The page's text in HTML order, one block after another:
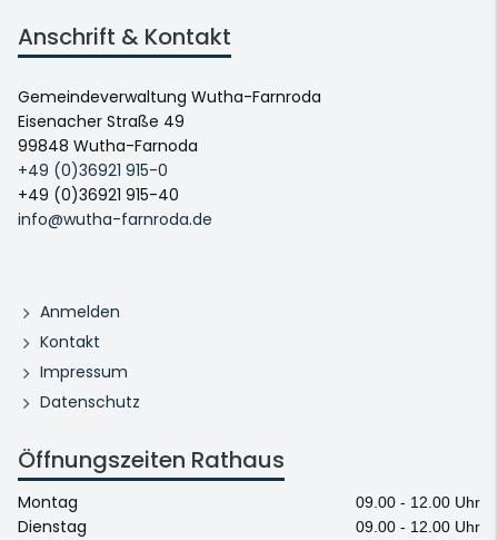
Anschrift & Kontakt
Gemeindeverwaltung Wutha-Farnroda
Eisenacher Straße 49
99848 Wutha-Farnoda
+49 (0)36921 915-0
+49 (0)36921 915-40
info@wutha-farnroda.de
Anmelden
Kontakt
Impressum
Datenschutz
Öffnungszeiten Rathaus
Montag 09.00 - 12.00 Uhr
Dienstag
09.00 - 12.00 Uhr